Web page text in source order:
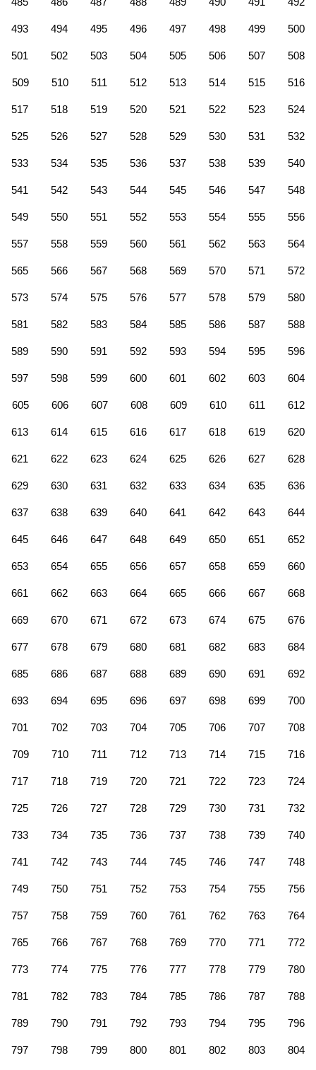
493 494 495 496 497 498 499 500
501 502 503 504 505 506 507 508
509 510 511 512 513 514 515 516
517 518 519 520 521 522 523 524
525 526 527 528 529 530 531 532
533 534 535 536 537 538 539 540
541 542 543 544 545 546 547 548
549 550 551 552 553 554 555 556
557 558 559 560 561 562 563 564
565 566 567 568 569 570 571 572
573 574 575 576 577 578 579 580
581 582 583 584 585 586 587 588
589 590 591 592 593 594 595 596
597 598 599 600 601 602 603 604
605 606 607 608 609 610 611 612
613 614 615 616 617 618 619 620
621 622 623 624 625 626 627 628
629 630 631 632 633 634 635 636
637 638 639 640 641 642 643 644
645 646 647 648 649 650 651 652
653 654 655 656 657 658 659 660
661 662 663 664 665 666 667 668
669 670 671 672 673 674 675 676
677 678 679 680 681 682 683 684
685 686 687 688 689 690 691 692
693 694 695 696 697 698 699 700
701 702 703 704 705 706 707 708
709 710 711 712 713 714 715 716
717 718 719 720 721 722 723 724
725 726 727 728 729 730 731 732
733 734 735 736 737 738 739 740
741 742 743 744 745 746 747 748
749 750 751 752 753 754 755 756
757 758 759 760 761 762 763 764
765 766 767 768 769 770 771 772
773 774 775 776 777 778 779 780
781 782 783 784 785 786 787 788
789 790 791 792 793 794 795 796
797 798 799 800 801 802 803 804